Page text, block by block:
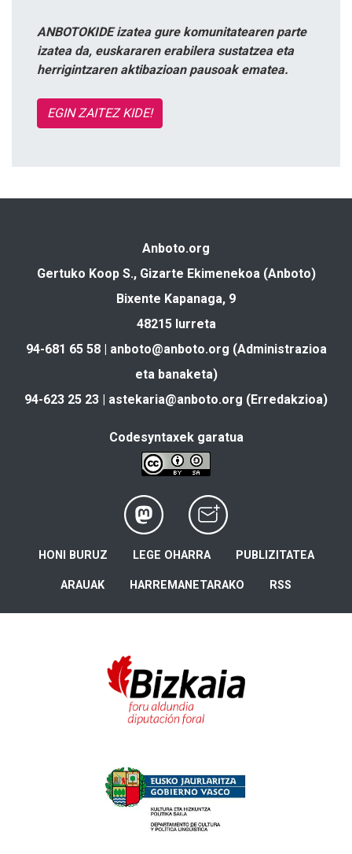
ANBOTOKIDE izatea gure komunitatearen parte
izatea da, euskararen erabilera sustatzea eta
herrigintzaren aktibazioan pausoak ematea.
EGIN ZAITEZ KIDE!
Anboto.org
Gertuko Koop S., Gizarte Ekimenekoa (Anboto)
Bixente Kapanaga, 9
48215 Iurreta
94-681 65 58 | anboto@anboto.org (Administrazioa
eta banaketa)
94-623 25 23 | astekaria@anboto.org (Erredakzioa)
Codesyntaxek garatua
HONI BURUZ LEGE OHARRA PUBLIZITATEA
ARAUAK HARREMANETARAKO RSS